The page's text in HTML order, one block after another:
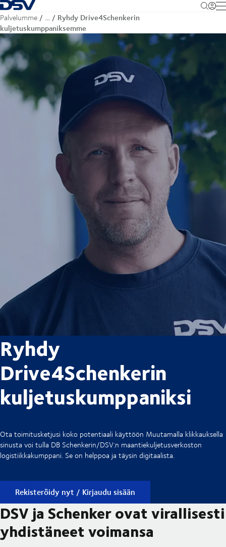
Takaisin kotisivulle
Palvelumme …
Ryhdy Drive4Schenkerin
kuljetuskumppaniksemme
Ryhdy
Drive4Schenkerin
kuljetuskumppaniksi
Ota toimitusketjusi koko potentiaali käyttöön Muutamalla klikkauksella
sinusta voi tulla DB Schenkerin/DSV:n maantiekuljetusverkoston
logistiikkakumppani. Se on helppoa ja täysin digitaalista.
Rekisteröidy nyt / Kirjaudu sisään
DSV ja Schenker ovat virallisesti
yhdistäneet voimansa